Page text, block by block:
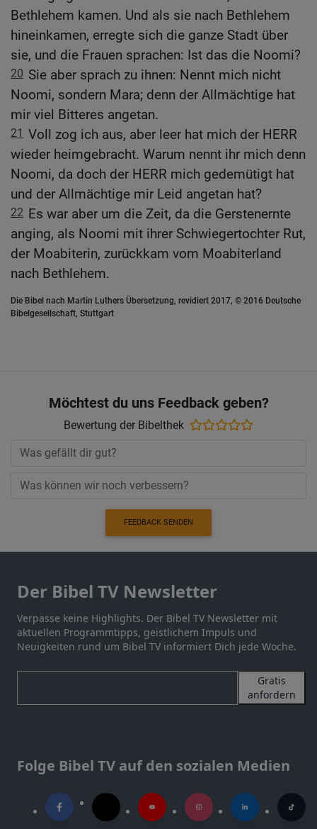
Bethlehem kamen. Und als sie nach Bethlehem
hineinkamen, erregte sich die ganze Stadt über
sie, und die Frauen sprachen: Ist das die Noomi?
20 Sie aber sprach zu ihnen: Nennt mich nicht
Noomi, sondern Mara; denn der Allmächtige hat
mir viel Bitteres angetan.
21 Voll zog ich aus, aber leer hat mich der HERR
wieder heimgebracht. Warum nennt ihr mich denn
Noomi, da doch der HERR mich gedemütigt hat
und der Allmächtige mir Leid angetan hat?
22 Es war aber um die Zeit, da die Gerstenernte
anging, als Noomi mit ihrer Schwiegertochter Rut,
der Moabiterin, zurückkam vom Moabiterland
nach Bethlehem.
Die Bibel nach Martin Luthers Übersetzung, revidiert 2017, © 2016 Deutsche
Bibelgesellschaft, Stuttgart
Möchtest du uns Feedback geben?
Bewertung der Bibelthek
FEEDBACK SENDEN
Der Bibel TV Newsletter
Verpasse keine Highlights. Der Bibel TV Newsletter mit
aktuellen Programmtipps, geistlichem Impuls und
Neuigkeiten rund um Bibel TV informiert Dich jede Woche.
Gratis
anfordern
Folge Bibel TV auf den sozialen Medien